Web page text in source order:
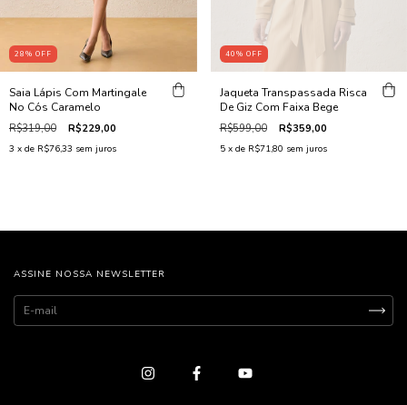
28% OFF
Saia Lápis Com Martingale
No Cós Caramelo
R$319,00 R$229,00
3 x de R$76,33 sem juros
40% OFF
Jaqueta Transpassada Risca
De Giz Com Faixa Bege
R$599,00 R$359,00
5 x de R$71,80 sem juros
ASSINE NOSSA NEWSLETTER